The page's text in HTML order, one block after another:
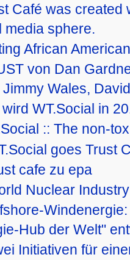
Café was created
media sphere.
African
von Dan
Jimmy Wales,
WT.Social in
:: The non-
goes Trust
cafe zu epa
Nuclear
Hub der Welt"
Initiativen für